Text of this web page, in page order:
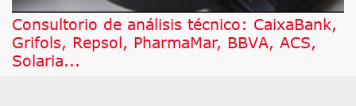
Consultorio de análisis técnico: CaixaBank,
Grifols, Repsol, PharmaMar, BBVA, ACS,
Solaria...